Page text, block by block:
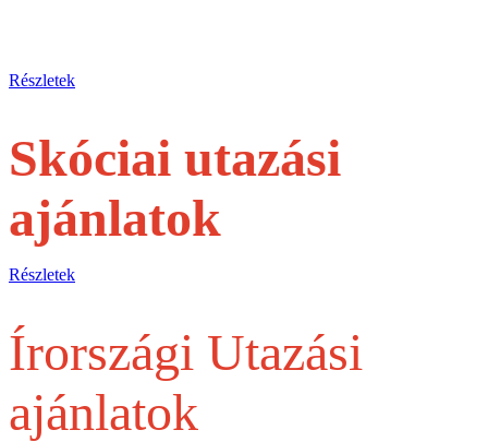
Részletek
Skóciai utazási
ajánlatok
Részletek
Írországi Utazási
ajánlatok